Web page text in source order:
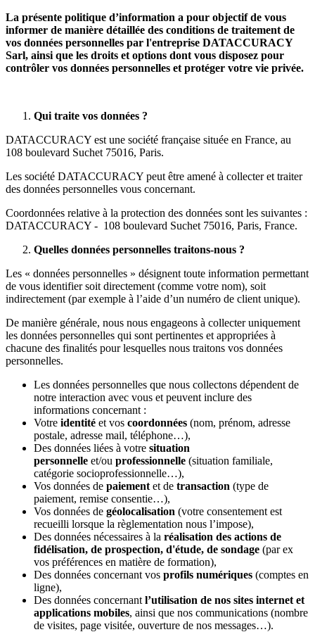
La présente politique d’information a pour objectif de vous
informer de manière détaillée des conditions de traitement de
vos données personnelles par l'entreprise DATACCURACY
Sarl, ainsi que les droits et options dont vous disposez pour
contrôler vos données personnelles et protéger votre vie privée.
Qui traite vos données ?
DATACCURACY est une société française située en France, au
108 boulevard Suchet 75016, Paris.
Les société DATACCURACY peut être amené à collecter et traiter
des données personnelles vous concernant.
Coordonnées relative à la protection des données sont les suivantes :
DATACCURACY - 108 boulevard Suchet 75016, Paris, France.
Quelles données personnelles traitons-nous ?
Les « données personnelles » désignent toute information permettant
de vous identifier soit directement (comme votre nom), soit
indirectement (par exemple à l’aide d’un numéro de client unique).
De manière générale, nous nous engageons à collecter uniquement
les données personnelles qui sont pertinentes et appropriées à
chacune des finalités pour lesquelles nous traitons vos données
personnelles.
Les données personnelles que nous collectons dépendent de
notre interaction avec vous et peuvent inclure des
informations concernant :
Votre identité et vos coordonnées (nom, prénom, adresse
postale, adresse mail, téléphone…),
Des données liées à votre situation
personnelle et/ou professionnelle (situation familiale,
catégorie socioprofessionnelle…),
Vos données de paiement et de transaction (type de
paiement, remise consentie…),
Vos données de géolocalisation (votre consentement est
recueilli lorsque la règlementation nous l’impose),
Des données nécessaires à la réalisation des actions de
fidélisation, de prospection, d'étude, de sondage (par ex
vos préférences en matière de formation),
Des données concernant vos profils numériques (comptes en
ligne),
Des données concernant l’utilisation de nos sites internet et
applications mobiles, ainsi que nos communications (nombre
de visites, page visitée, ouverture de nos messages…).